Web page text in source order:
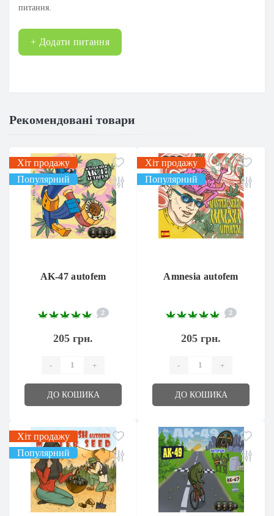
питання.
+ Додати питання
Рекомендовані товари
Хіт продажу
Популярний
AK-47 autofem
2
205 грн.
- +
ДО КОШИКА
Хіт продажу
Популярний
Amnesia autofem
2
205 грн.
- +
ДО КОШИКА
Хіт продажу
Популярний